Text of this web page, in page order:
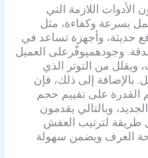
الأدوات اللازمة التي
بسرعة وكفاءة، مثل
حديثة، وأجهزة تساعد في
وجودهميوفّر على العميل
ويقلل من التوتر الذي
بالإضافة إلى ذلك، فإن
القدرة على تقييم حجم
وبالتالي يقدمون
طريقة لترتيب العفش
الغرف ويضمن سهولة